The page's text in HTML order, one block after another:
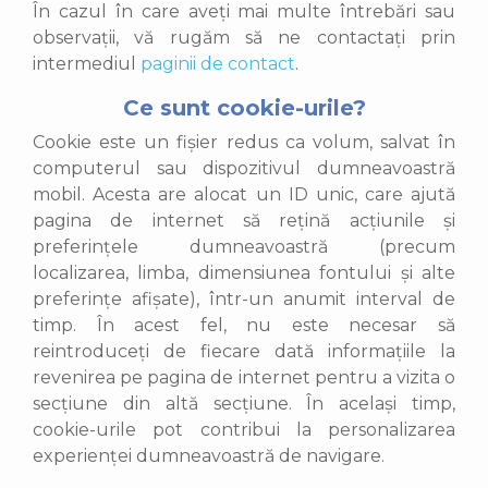
În cazul în care aveți mai multe întrebări sau
observații, vă rugăm să ne contactați prin
intermediul paginii de contact.
Ce sunt cookie-urile?
Cookie este un fișier redus ca volum, salvat în
computerul sau dispozitivul dumneavoastră
mobil. Acesta are alocat un ID unic, care ajută
pagina de internet să rețină acțiunile și
preferințele dumneavoastră (precum
localizarea, limba, dimensiunea fontului și alte
preferințe afișate), într-un anumit interval de
timp. În acest fel, nu este necesar să
reintroduceți de fiecare dată informațiile la
revenirea pe pagina de internet pentru a vizita o
secțiune din altă secțiune. În același timp,
cookie-urile pot contribui la personalizarea
experienței dumneavoastră de navigare.